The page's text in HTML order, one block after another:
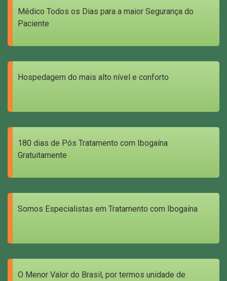
Médico Todos os Dias para a maior Segurança do
Paciente
Hospedagem do mais alto nível e conforto
180 dias de Pós Tratamento com Ibogaína
Gratuitamente
Somos Especialistas em Tratamento com Ibogaína
O Menor Valor do Brasil, por termos unidade de